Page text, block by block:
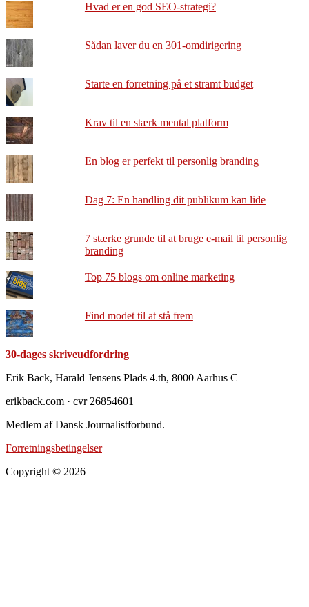
Hvad er en god SEO-strategi?
Sådan laver du en 301-omdirigering
Starte en forretning på et stramt budget
Krav til en stærk mental platform
En blog er perfekt til personlig branding
Dag 7: En handling dit publikum kan lide
7 stærke grunde til at bruge e-mail til personlig
branding
Top 75 blogs om online marketing
Find modet til at stå frem
30-dages skriveudfordring
Footer
Erik Back, Harald Jensens Plads 4.th, 8000 Aarhus C
erikback.com · cvr 26854601
Medlem af Dansk Journalistforbund.
Forretningsbetingelser
Copyright © 2026